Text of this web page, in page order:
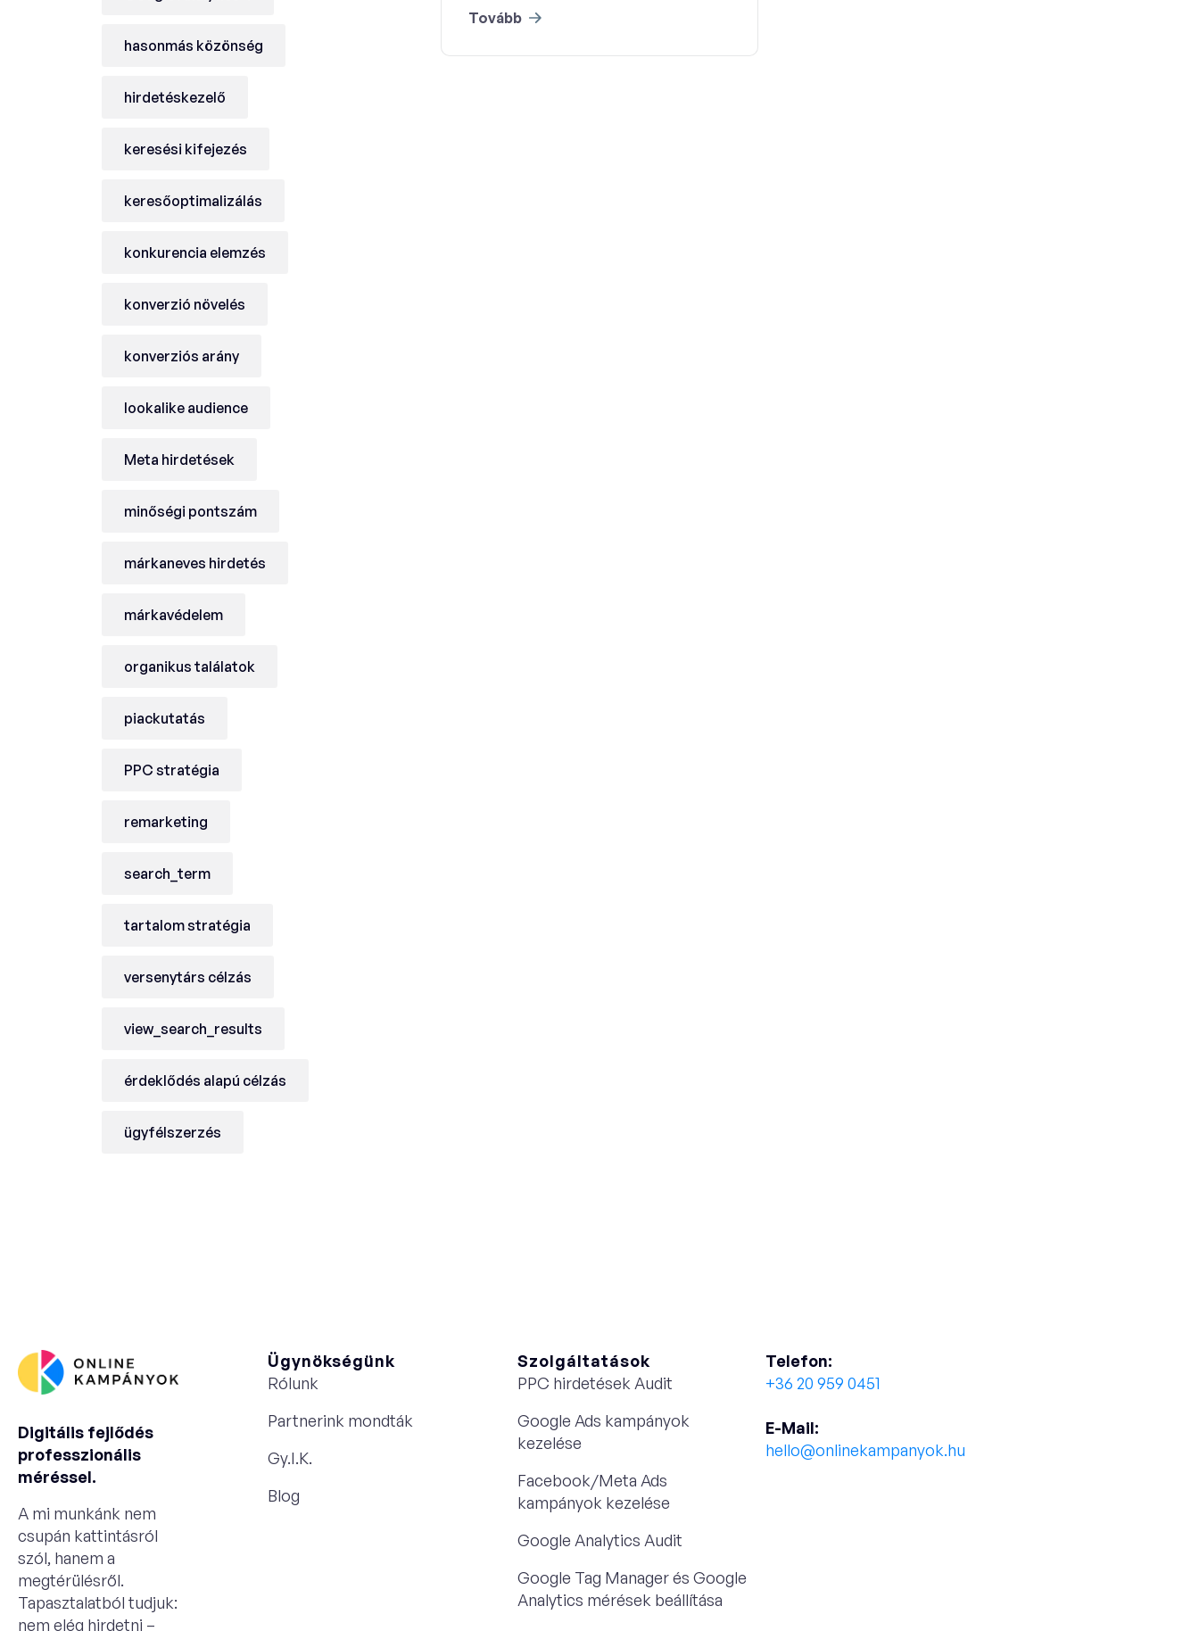
hasonmás közönség
hirdetéskezelő
keresési kifejezés
keresőoptimalizálás
konkurencia elemzés
konverzió növelés
konverziós arány
lookalike audience
Meta hirdetések
minőségi pontszám
márkaneves hirdetés
márkavédelem
organikus találatok
piackutatás
PPC stratégia
remarketing
search_term
tartalom stratégia
versenytárs célzás
view_search_results
érdeklődés alapú célzás
ügyfélszerzés
Tovább
Digitális fejlődés
professzionális
méréssel.
A mi munkánk nem
csupán kattintásról
szól, hanem a
megtérülésről.
Tapasztalatból tudjuk:
nem elég hirdetni –
Ügynökségünk
Rólunk
Partnerink mondták
Gy.I.K.
Blog
Szolgáltatások
PPC hirdetések Audit
Google Ads kampányok
kezelése
Facebook/Meta Ads
kampányok kezelése
Google Analytics Audit
Google Tag Manager és Google
Analytics mérések beállítása
Telefon:
+36 20 959 0451
E-Mail:
hello@onlinekampanyok.hu